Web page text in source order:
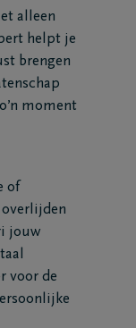
alleen
helpt je
brengen
moment
of
jouw
voor de